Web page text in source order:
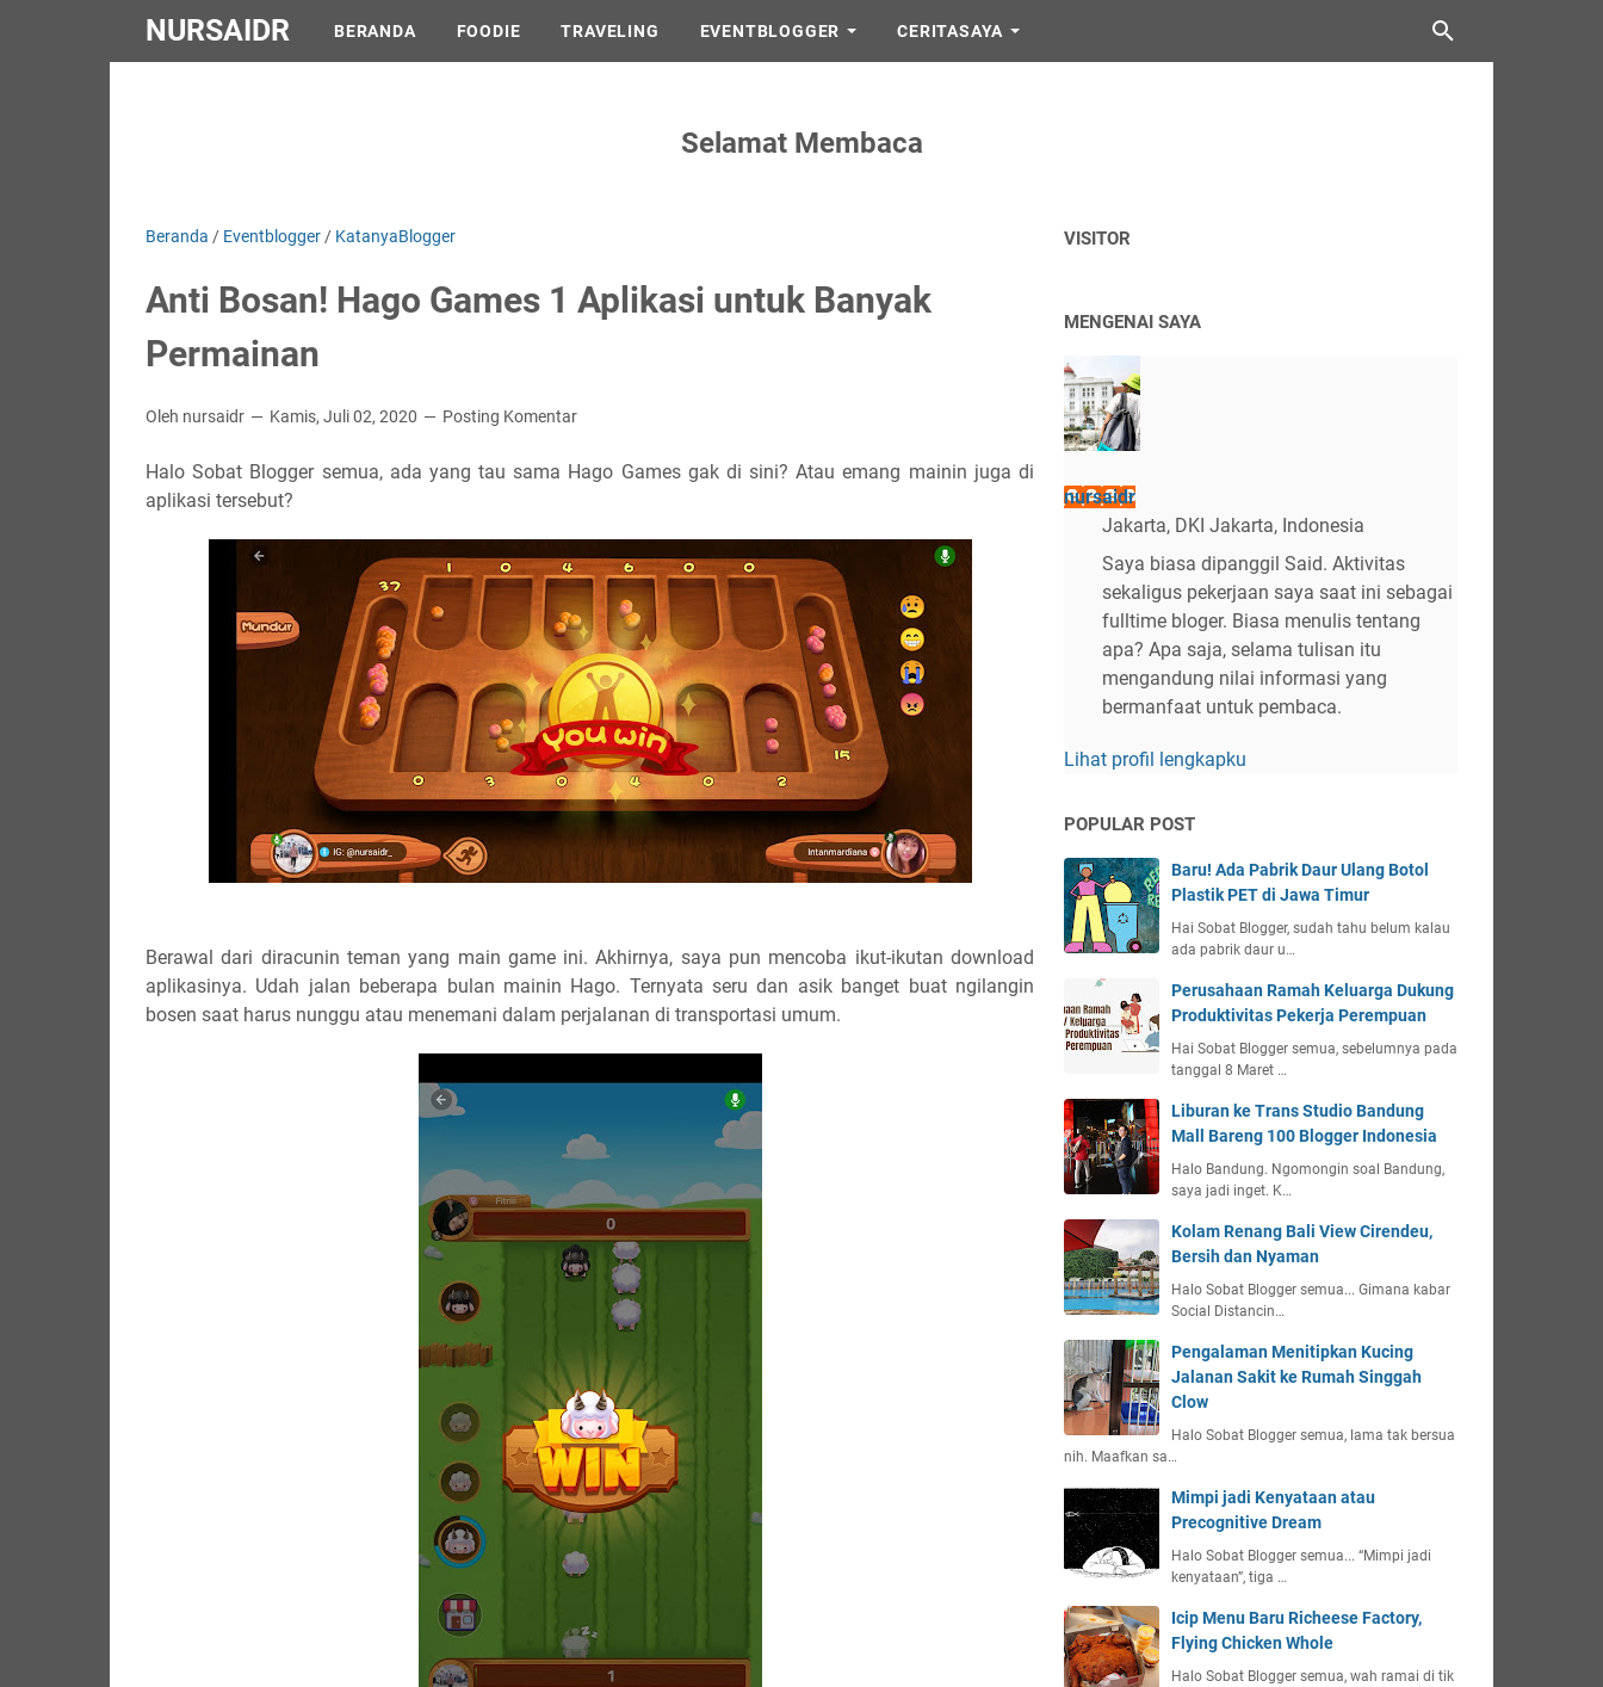
NURSAIDR BERANDA FOODIE TRAVELING EVENTBLOGGER CERITASAYA
Selamat Membaca
Beranda / Eventblogger / KatanyaBlogger
Anti Bosan! Hago Games 1 Aplikasi untuk Banyak
Permainan
Oleh nursaidr Kamis, Juli 02, 2020 Posting Komentar
Halo Sobat Blogger semua, ada yang tau sama Hago Games gak di sini? Atau emang mainin juga di
aplikasi tersebut?
Berawal dari diracunin teman yang main game ini. Akhirnya, saya pun mencoba ikut-ikutan download
aplikasinya. Udah jalan beberapa bulan mainin Hago. Ternyata seru dan asik banget buat ngilangin
bosen saat harus nunggu atau menemani dalam perjalanan di transportasi umum.
VISITOR
MENGENAI SAYA
nursaidr
Jakarta, DKI Jakarta, Indonesia
Saya biasa dipanggil Said. Aktivitas
sekaligus pekerjaan saya saat ini sebagai
fulltime bloger. Biasa menulis tentang
apa? Apa saja, selama tulisan itu
mengandung nilai informasi yang
bermanfaat untuk pembaca.
Lihat profil lengkapku
POPULAR POST
Baru! Ada Pabrik Daur Ulang Botol
Plastik PET di Jawa Timur
Hai Sobat Blogger, sudah tahu belum kalau
ada pabrik daur u…
Perusahaan Ramah Keluarga Dukung
Produktivitas Pekerja Perempuan
Hai Sobat Blogger semua, sebelumnya pada
tanggal 8 Maret …
Liburan ke Trans Studio Bandung
Mall Bareng 100 Blogger Indonesia
Halo Bandung. Ngomongin soal Bandung,
saya jadi inget. K…
Kolam Renang Bali View Cirendeu,
Bersih dan Nyaman
Halo Sobat Blogger semua... Gimana kabar
Social Distancin…
Pengalaman Menitipkan Kucing
Jalanan Sakit ke Rumah Singgah
Clow
Halo Sobat Blogger semua, lama tak bersua
nih. Maafkan sa…
Mimpi jadi Kenyataan atau
Precognitive Dream
Halo Sobat Blogger semua... “Mimpi jadi
kenyataan”, tiga …
Icip Menu Baru Richeese Factory,
Flying Chicken Whole
Halo Sobat Blogger semua, wah ramai di tik